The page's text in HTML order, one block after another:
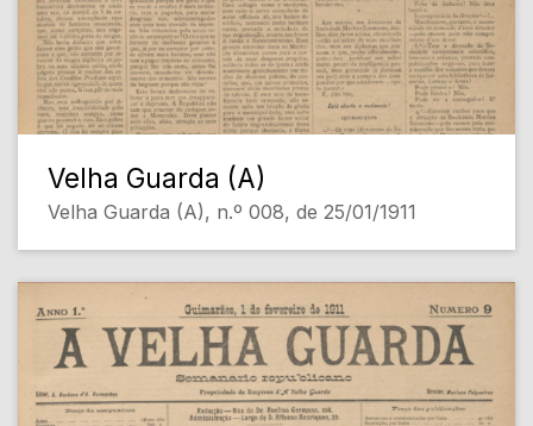
Velha Guarda (A)
Velha Guarda (A), n.º 008, de 25/01/1911